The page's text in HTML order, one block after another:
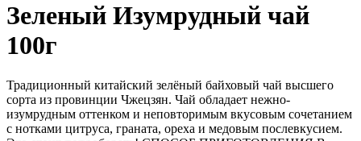
Зеленый Изумрудный чай
100г
Традиционный китайский зелёный байховый чай высшего
сорта из провинции Чжецзян. Чай обладает нежно-
изумрудным оттенком и неповторимым вкусовым сочетанием
с нотками цитруса, граната, ореха и медовым послевкусием.